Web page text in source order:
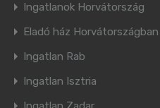
Ingatlanok Horvátország
Eladó ház
Ingatlan Rab
Ingatlan Isztria